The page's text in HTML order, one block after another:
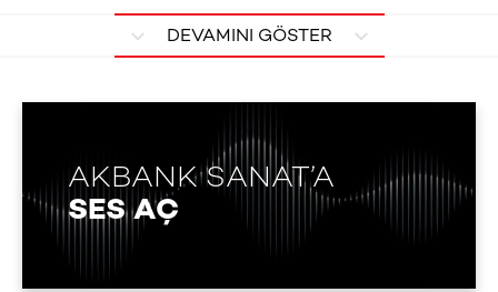
DEVAMINI GÖSTER
AKBANK SANAT’A
SES AÇ